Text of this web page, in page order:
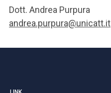
Dott. Andrea Purpura
andrea.purpura@unicatt.it